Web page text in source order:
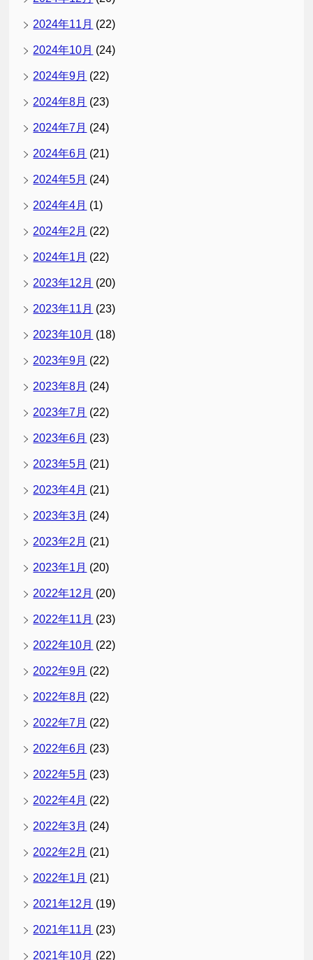
2024年11月 (22)
2024年10月 (24)
2024年9月 (22)
2024年8月 (23)
2024年7月 (24)
2024年6月 (21)
2024年5月 (24)
2024年4月 (1)
2024年2月 (22)
2024年1月 (22)
2023年12月 (20)
2023年11月 (23)
2023年10月 (18)
2023年9月 (22)
2023年8月 (24)
2023年7月 (22)
2023年6月 (23)
2023年5月 (21)
2023年4月 (21)
2023年3月 (24)
2023年2月 (21)
2023年1月 (20)
2022年12月 (20)
2022年11月 (23)
2022年10月 (22)
2022年9月 (22)
2022年8月 (22)
2022年7月 (22)
2022年6月 (23)
2022年5月 (23)
2022年4月 (22)
2022年3月 (24)
2022年2月 (21)
2022年1月 (21)
2021年12月 (19)
2021年11月 (23)
2021年10月 (22)